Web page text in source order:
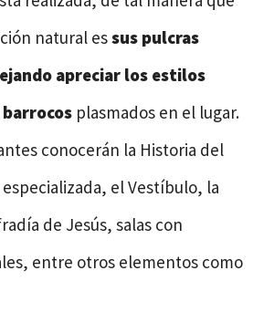
natural essus pulcras
apreciar los estilos
plasmados en el lugar.
conocerán la Historia del
el Vestíbulo, la
de Jesús, salas con
entre otros elementos como